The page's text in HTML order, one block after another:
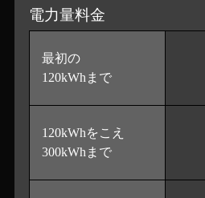
電力量料金
最初の
120kWhまで
120kWhをこえ
300kWhまで